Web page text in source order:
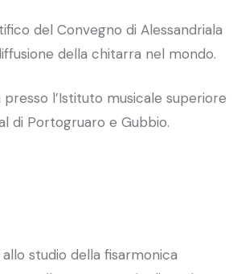
del Convegno di Alessandriala
della chitarra nel mondo.
l’Istituto musicale superiore
di Portogruaro e Gubbio.
studio della fisarmonica